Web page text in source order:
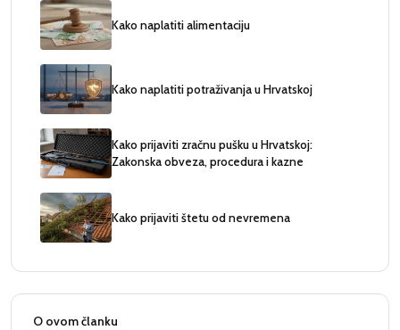
Kako naplatiti alimentaciju
Kako naplatiti potraživanja u Hrvatskoj
Kako prijaviti zračnu pušku u Hrvatskoj:
Zakonska obveza, procedura i kazne
Kako prijaviti štetu od nevremena
O ovom članku